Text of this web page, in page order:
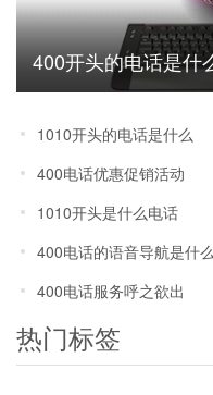
400开头的电话是什
1010开头的电话是什么
400电话优惠促销活动
1010开头是什么电话
400电话的语音导航是什
400电话服务呼之欲出
热门标签